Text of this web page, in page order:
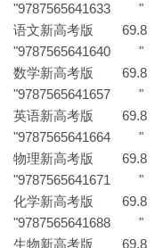
"9787565641633 "
语文新高考版 69.8
"9787565641640 "
数学新高考版 69.8
"9787565641657 "
英语新高考版 69.8
"9787565641664 "
物理新高考版 69.8
"9787565641671 "
化学新高考版 69.8
"9787565641688 "
生物新高考版 69.8